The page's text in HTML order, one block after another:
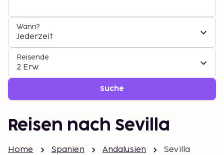
Wann?
Jederzeit
Reisende
2 Erw.
Suche
Reisen nach Sevilla
Home Spanien Andalusien Sevilla